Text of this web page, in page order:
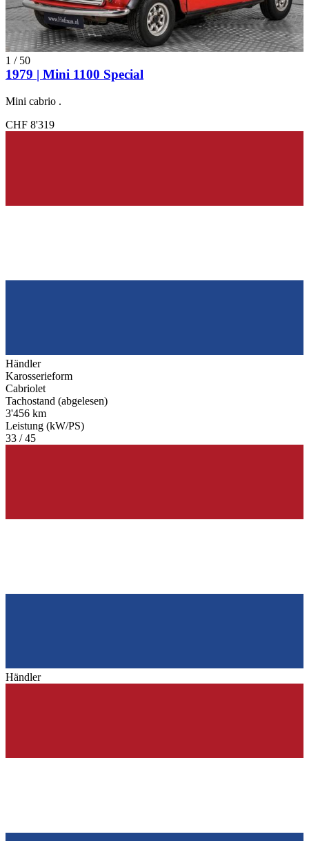
1 / 50
1979 | Mini 1100 Special
Mini cabrio .
CHF 8'319
Händler
Karosserieform
Cabriolet
Tachostand (abgelesen)
3'456 km
Leistung (kW/PS)
33 / 45
Händler